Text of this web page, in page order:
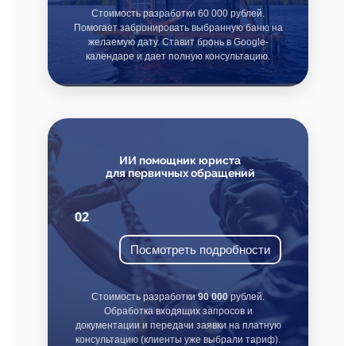
Стоимость разработки 60 000 рублей.
Помогает забронировать выбранную баню на
желаемую дату. Ставит бронь в Google-
календаре и дает полную консультацию.
ИИ помощник юриста
для первичных обращений
02
Посмотреть подробности
Стоимость разработки90 000рублей.
Обработка входящих запросов и
документации и передачи заявки на платную
консультацию (клиенты уже выбрали тариф).